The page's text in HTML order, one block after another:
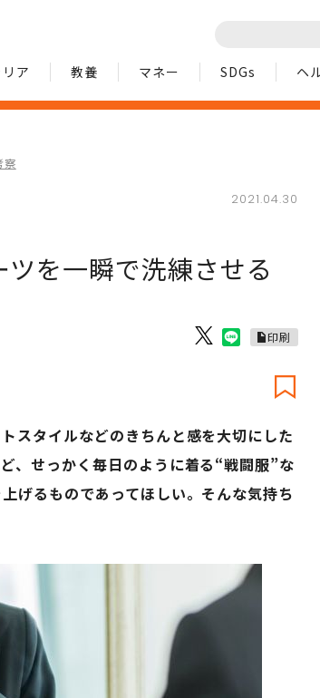
ア 教養 マネー SDGs ヘ
察
2021.04.30
を一瞬で洗練させる
印刷
スタイルなどのきちんと感を大切にした
、せっかく毎日のように着る“戦闘服”な
げるものであってほしい。そんな気持ち